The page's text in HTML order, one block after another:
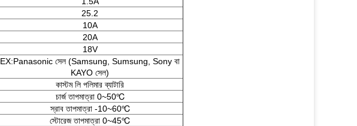
25.2
10A
20A
18V
EX:Panasonic সেল (Samsung, Sumsung, Sony বা
KAYO সেল)
কাস্টম লি পলিমার ব্যাটারি
চার্জ তাপমাত্রা 0~50℃
স্রাব তাপমাত্রা -10~60℃
স্টোরেজ তাপমাত্রা 0~45℃